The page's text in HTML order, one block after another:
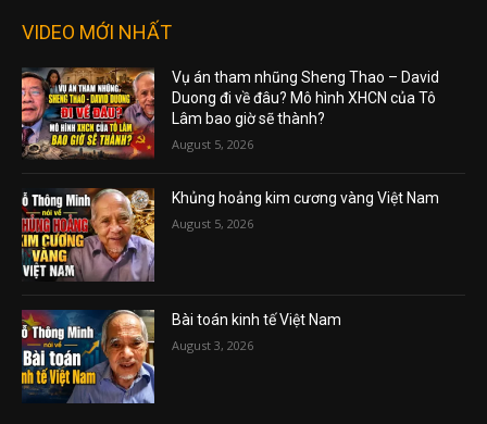
VIDEO MỚI NHẤT
Vụ án tham nhũng Sheng Thao – David
Duong đi về đâu? Mô hình XHCN của Tô
Lâm bao giờ sẽ thành?
August 5, 2026
Khủng hoảng kim cương vàng Việt Nam
August 5, 2026
Bài toán kinh tế Việt Nam
August 3, 2026